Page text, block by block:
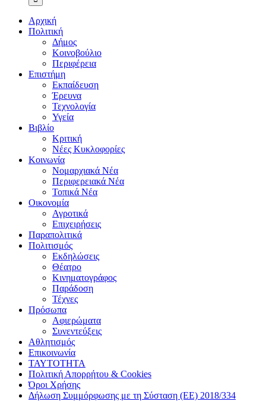
Αρχική
Πολιτική
Δήμος
Κοινοβούλιο
Περιφέρεια
Επιστήμη
Εκπαίδευση
Έρευνα
Τεχνολογία
Υγεία
Βιβλίο
Κριτική
Νέες Κυκλοφορίες
Κοινωνία
Νομαρχιακά Νέα
Περιφερειακά Νέα
Τοπικά Νέα
Οικονομία
Αγροτικά
Επιχειρήσεις
Παραπολιτικά
Πολιτισμός
Εκδηλώσεις
Θέατρο
Κινηματογράφος
Παράδοση
Τέχνες
Πρόσωπα
Αφιερώματα
Συνεντεύξεις
Αθλητισμός
Επικοινωνία
ΤΑΥΤΟΤΗΤΑ
Πολιτική Απορρήτου & Cookies
Όροι Χρήσης
Δήλωση Συμμόρφωσης με τη Σύσταση (ΕΕ) 2018/334